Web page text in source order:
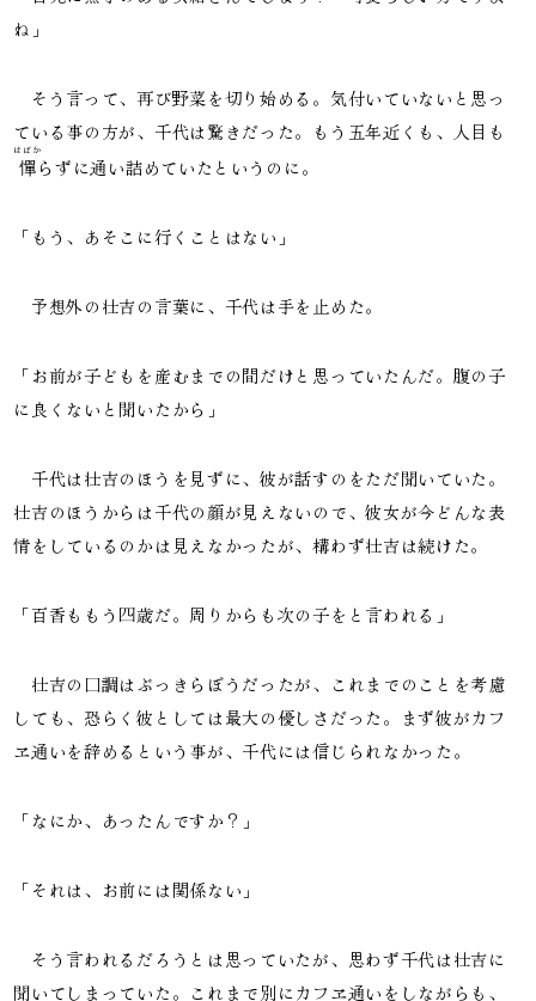
ね」
そう言って、再び野菜を切り始める。気付いていないと思っ
ている事の方が、千代は驚きだった。もう五年近くも、人目も
憚
はばか
らずに通い詰めていたというのに。
「もう、あそこに行くことはない」
予想外の壮吉の言葉に、千代は手を止めた。
「お前が子どもを産むまでの間だけと思っていたんだ。腹の子
に良くないと聞いたから」
千代は壮吉のほうを見ずに、彼が話すのをただ聞いていた。
壮吉のほうからは千代の顔が見えないので、彼女が今どんな表
情をしているのかは見えなかったが、構わず壮吉は続けた。
「百香ももう四歳だ。周りからも次の子をと言われる」
壮吉の口調はぶっきらぼうだったが、これまでのことを考慮
しても、恐らく彼としては最大の優しさだった。まず彼がカフ
ヱ通いを辞めるという事が、千代には信じられなかった。
「なにか、あったんですか？」
「それは、お前には関係ない」
そう言われるだろうとは思っていたが、思わず千代は壮吉に
聞いてしまっていた。これまで別にカフヱ通いをしながらも、